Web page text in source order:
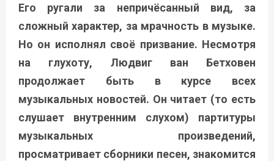
Его ругали за непричёсанный вид, за
сложный характер, за мрачность в музыке.
Но он исполнял своё призвание. Несмотря
на глухоту, Людвиг ван Бетховен
продолжает быть в курсе всех
музыкальных новостей. Он читает (то есть
слушает внутренним слухом) партитуры
музыкальных произведений,
просматривает сборники песен, знакомится